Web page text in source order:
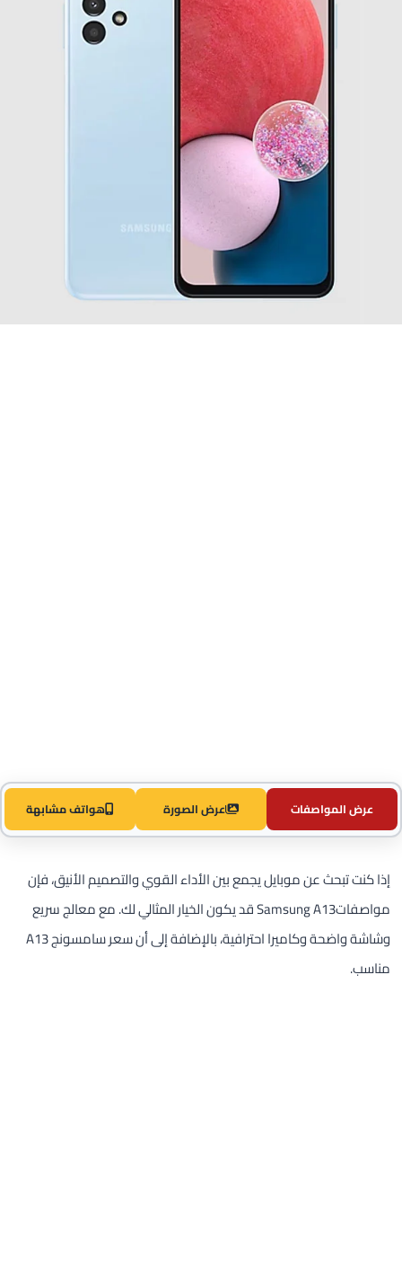
عرض المواصفات عرض الصورة هواتف مشابهة
إذا كنت تبحث عن موبايل يجمع بين الأداء القوي والتصميم الأنيق، فإن
مواصفاتSamsung A13 قد يكون الخيار المثالي لك. مع معالج سريع
وشاشة واضحة وكاميرا احترافية، بالإضافة إلى أن سعر سامسونج A13
مناسب.